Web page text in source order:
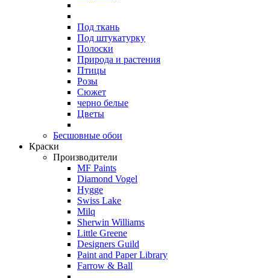
Под ткань
Под штукатурку
Полоски
Природа и растения
Птицы
Розы
Сюжет
черно белые
Цветы
Бесшовные обои
Краски
Производители
MF Paints
Diamond Vogel
Hygge
Swiss Lake
Milq
Sherwin Williams
Little Greene
Designers Guild
Paint and Paper Library
Farrow & Ball